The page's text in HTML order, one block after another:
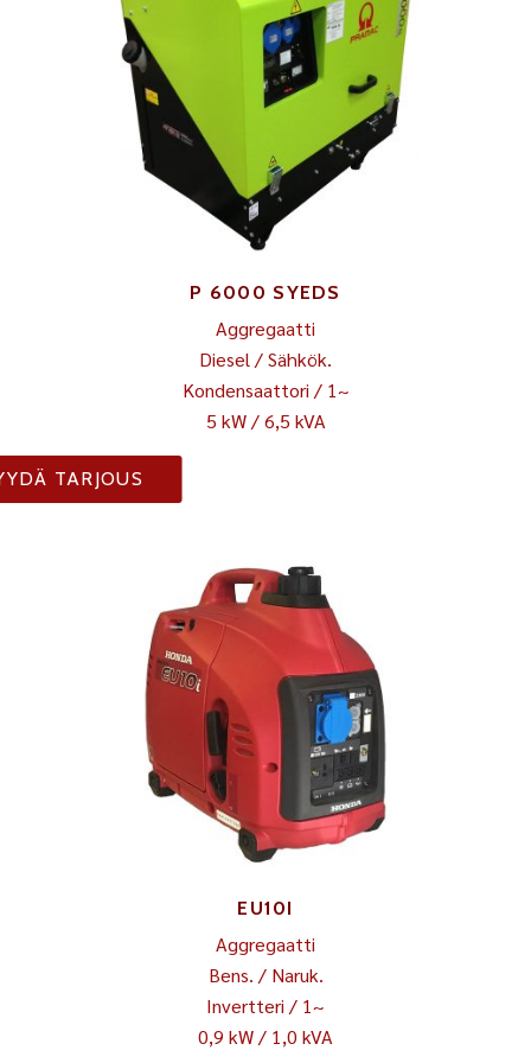
P 6000 SYEDS
Aggregaatti
Diesel / Sähkök.
Kondensaattori / 1~
5 kW / 6,5 kVA
TARJOUS
EU10I
Aggregaatti
Bens. / Naruk.
Invertteri / 1~
0,9 kW / 1,0 kVA